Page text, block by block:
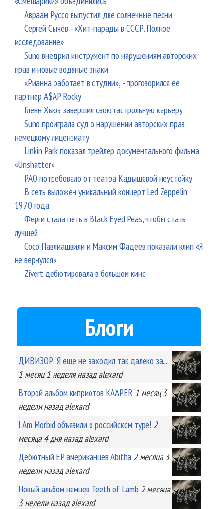
Авраам Руссо выпустил две солнечные песни
Сергей Сычёв - «Хит-парады в СССР. Полное
исследование»
Suno внедрил инструмент по нарушениям авторских
прав и новые водяные знаки
«Рианна работает в студии», - проговорился ее
партнер A$AP Rocky
Гленн Хьюз завершил свою гастрольную карьеру
Suno проиграла суд о нарушении авторских прав
немецкому лицензиату
Linkin Park показал трейлер документального фильма
«Unshatter»
РАО потребовало от театра Кадышевой неустойку
В сеть выложен уникальный концерт Led Zeppelin
1970 года
Ферги стала петь в Black Eyed Peas, чтобы стать
лучшей
Сосо Павлиашвили и Максим Фадеев показали клип «Я
не вернулся»
Zivert дебютировала в большом кино
Блоги
ДИВИЗОР: Я еще не заходил так далеко за...
1 месяц 1 неделяназад alexard
Второй альбом киприотов KA'APER 1 месяц 3
неделиназад alexard
I Am Morbid объявили о российском туре! 2
месяца 4 дняназад alexard
Дебютный EP американцев Abitha 2 месяца 3
неделиназад alexard
Новый альбом немцев Teeth of Lamb 2 месяца
3 неделиназад alexard